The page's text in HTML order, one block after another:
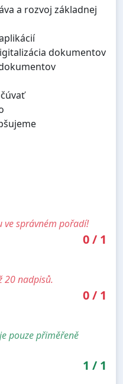
a rozvoj základnej
dokumentov
ve správném pořadí!
0/ 1
20 nadpisů.
0/ 1
pouze přiměřeně
1 / 1